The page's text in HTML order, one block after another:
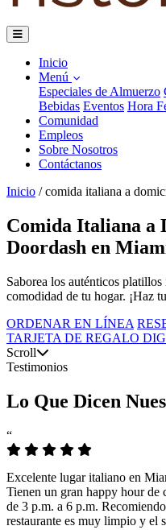
Inicio
Menú
Especiales de Almuerzo
Bebidas Eventos Hora
Comunidad
Empleos
Sobre Nosotros
Contáctanos
Inicio / comida italiana a
Comida Italiana a
Doordash en
Saborea los auténticos
comodidad de tu hogar. ¡Haz
ORDENAR EN LÍNEA
TARJETA DE REGALO
Scroll
Testimonios
Lo Que Dicen
“
Excelente lugar italiano en
Tienen un gran happy hour de
de 3 p.m. a 6 p.m.
restaurante es muy limpio y el